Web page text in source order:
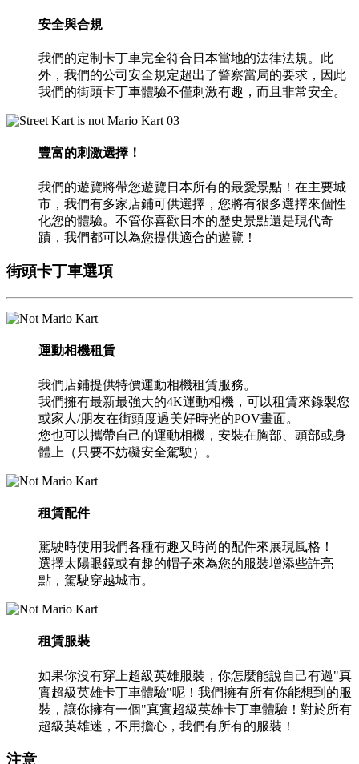
安全與合規
我們的定制卡丁車完全符合日本當地的法律法規。此
外，我們的公司安全規定超出了警察當局的要求，因此
我們的街頭卡丁車體驗不僅刺激有趣，而且非常安全。
03
豐富的刺激選擇！
我們的遊覽將帶您遊覽日本所有的最愛景點！在主要城
市，我們有多家店鋪可供選擇，您將有很多選擇來個性
化您的體驗。不管你喜歡日本的歷史景點還是現代奇
蹟，我們都可以為您提供適合的遊覽！
街頭卡丁車選項
運動相機租賃
我們店鋪提供特價運動相機租賃服務。
我們擁有最新最強大的4K運動相機，可以租賃來錄製您
或家人/朋友在街頭度過美好時光的POV畫面。
您也可以攜帶自己的運動相機，安裝在胸部、頭部或身
體上（只要不妨礙安全駕駛）。
租賃配件
駕駛時使用我們各種有趣又時尚的配件來展現風格！
選擇太陽眼鏡或有趣的帽子來為您的服裝增添些許亮
點，駕駛穿越城市。
租賃服裝
如果你沒有穿上超級英雄服裝，你怎麼能說自己有過"真
實超級英雄卡丁車體驗"呢！我們擁有所有你能想到的服
裝，讓你擁有一個"真實超級英雄卡丁車體驗！對於所有
超級英雄迷，不用擔心，我們有所有的服裝！
注意